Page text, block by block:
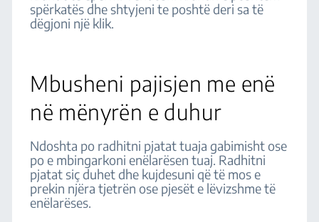
spërkatës dhe shtyjeni te poshtë deri sa të
dëgjoni një klik.
Mbusheni pajisjen me enë
në mënyrën e duhur
Ndoshta po radhitni pjatat tuaja gabimisht ose
po e mbingarkoni enëlarësen tuaj. Radhitni
pjatat siç duhet dhe kujdesuni që të mos e
prekin njëra tjetrën ose pjesët e lëvizshme të
enëlarëses.